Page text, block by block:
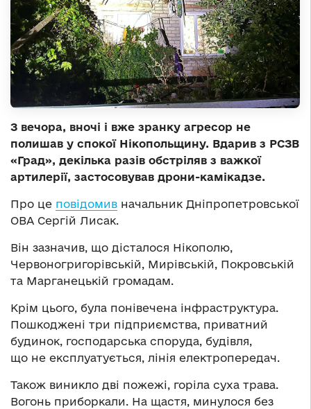
З вечора, вночі і вже зранку агресор не
полишав у спокої Нікопольщину. Вдарив з РСЗВ
«Град», декілька разів обстріляв з важкої
артилерії, застосовував дрони-камікадзе.
Про це повідомив начальник Дніпропетровської
ОВА Сергій Лисак.
Він зазначив, що дісталося Нікополю,
Червоногригорівській, Мирівській, Покровській
та Марганецькій громадам.
Крім цього, була понівечена інфраструктура.
Пошкоджені три підприємства, приватний
будинок, господарська споруда, будівля,
що не експлуатується, лінія електропередач.
Також виникло дві пожежі, горіла суха трава.
Вогонь приборкали. На щастя, минулося без